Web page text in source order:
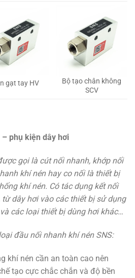
gạt tay HV
Bộ tạo chân không
SCV
phụ kiện dây hơi
gọi là cút nối nhanh, khớp nối
khí nén hay co nối là thiết bị
khí nén. Có tác dụng kết nối
dây hơi vào các thiết bị sử dụng
các loại thiết bị dùng hơi khác…
đầu nối nhanh khí nén SNS:
khí nén cần an toàn cao nên
tạo cực chắc chắn và độ bền